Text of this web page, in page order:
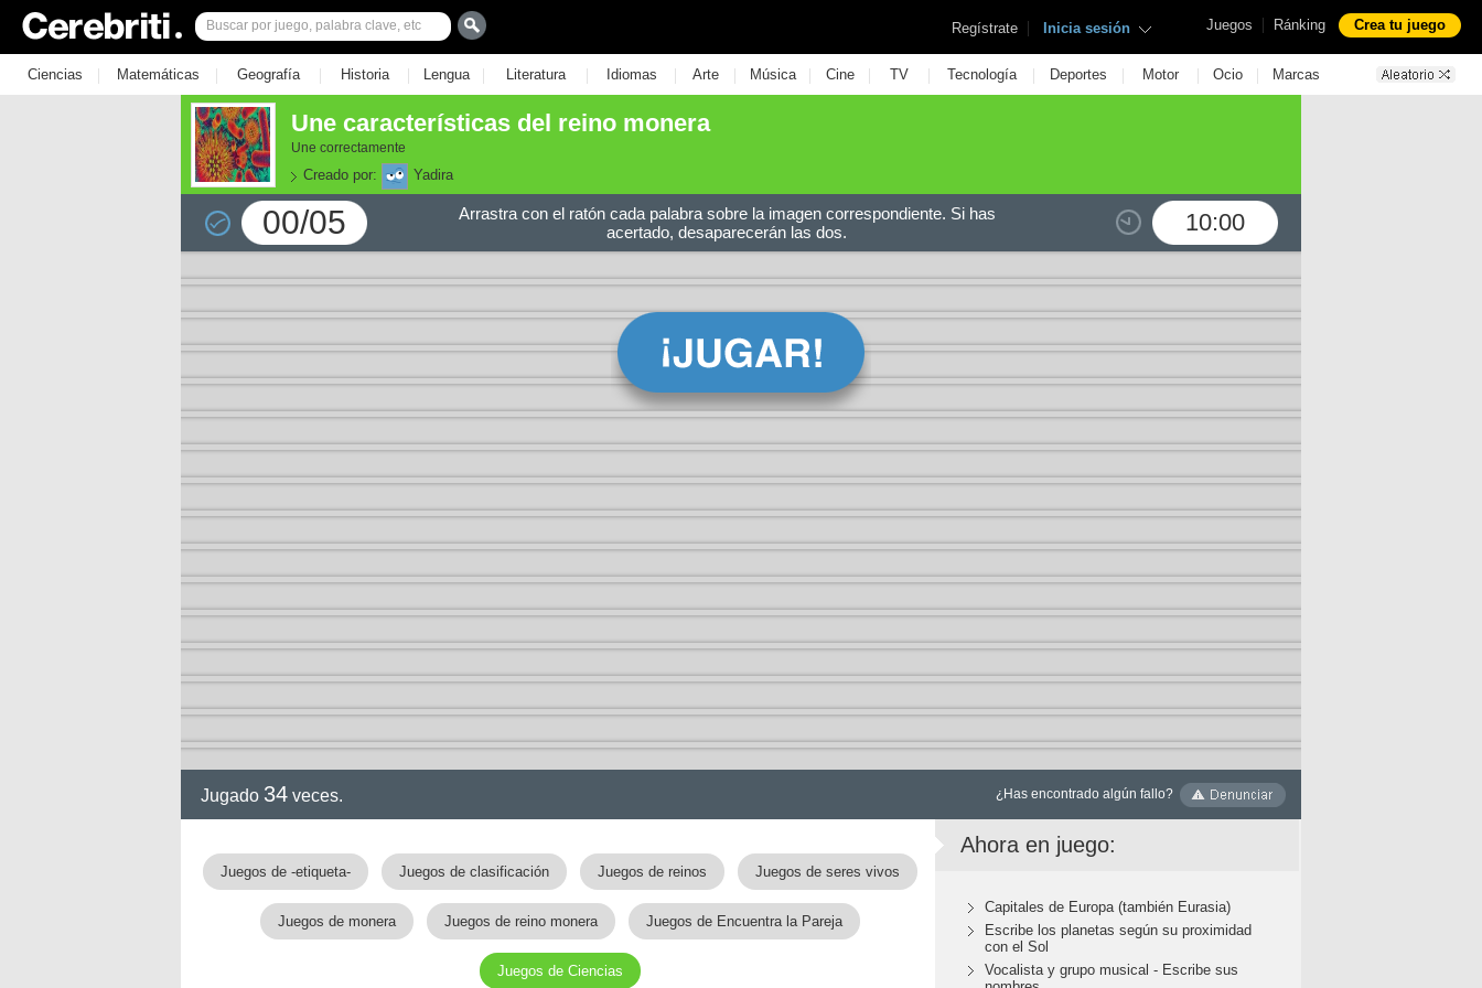
Juegos | Ránking Crea tu juego
Regístrate | Inicia sesión
Ciencias | Matemáticas | Geografía | Historia | Lengua | Literatura | Idiomas | Arte | Música | Cine | TV | Tecnología | Deportes | Motor | Ocio | Marcas
Une características del reino monera
Une correctamente
Creado por: Yadira
00/05 10:00
Arrastra con el ratón cada palabra sobre la imagen correspondiente. Si has
acertado, desaparecerán las dos.
Jugado 34 veces. ¿Has encontrado algún fallo?
Juegos de -etiqueta- Juegos de clasificación Juegos de reinos Juegos de seres vivos
Juegos de monera Juegos de reino monera Juegos de Encuentra la Pareja
Juegos de Ciencias
Ahora en juego:
Capitales de Europa (también Eurasia)
Escribe los planetas según su proximidad
con el Sol
Vocalista y grupo musical - Escribe sus